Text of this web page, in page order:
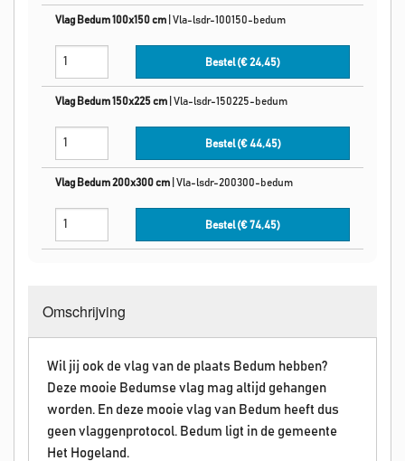
Vlag Bedum 100x150 cm Vla-lsdr-100150-bedum
Bestel (€24,45)
Vlag Bedum 150x225 cm Vla-lsdr-150225-bedum
Bestel (€44,45)
Vlag Bedum 200x300 cm Vla-lsdr-200300-bedum
Bestel (€74,45)
Omschrijving
Wil jij ook de vlag van de plaats Bedum hebben?
Deze mooie Bedumse vlag mag altijd gehangen
worden. En deze mooie vlag van Bedum heeft dus
geen vlaggenprotocol. Bedum ligt in de gemeente
Het Hogeland.